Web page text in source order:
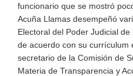
funcionario que se mostró
Acuña Llamas desempeñó
Electoral del Poder Judicial
de acuerdo con su currículum
secretario de la Comisión de
Materia de Transparencia y